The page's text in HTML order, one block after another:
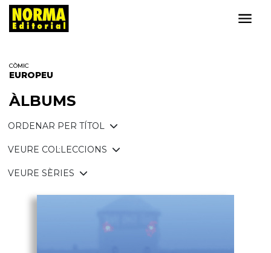
CÒMIC
EUROPEU
ÀLBUMS
ORDENAR PER TÍTOL
VEURE COL·LECCIONS
VEURE SÈRIES